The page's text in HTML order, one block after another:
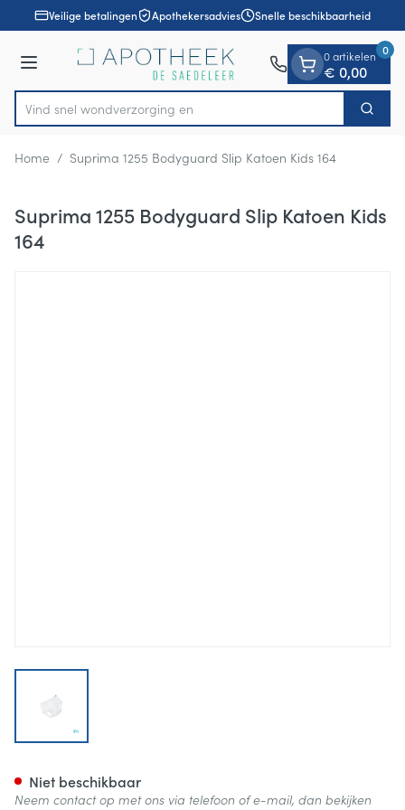
Ga naar de inhoud
1 van 1Veilige betalingen Apothekersadvies Snelle beschikbaarheid
Menu
Product, merk, categorie...
Vind snel wondverzo Zoek
0 artikelen
€ 0,00
0
Home / Suprima 1255 Bodyguard Slip Katoen Kids 164
Suprima 1255 Bodyguard Slip Katoen Kids
164
Niet beschikbaar
Neem contact op met ons via telefoon of e-mail, dan bekijken